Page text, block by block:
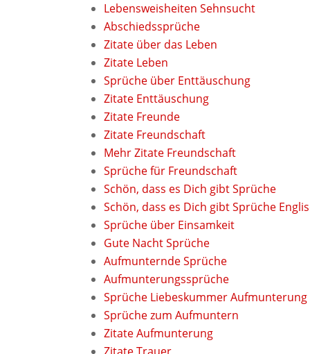
Lebensweisheiten Sehnsucht
Abschiedssprüche
Zitate über das Leben
Zitate Leben
Sprüche über Enttäuschung
Zitate Enttäuschung
Zitate Freunde
Zitate Freundschaft
Mehr Zitate Freundschaft
Sprüche für Freundschaft
Schön, dass es Dich gibt Sprüche
Schön, dass es Dich gibt Sprüche
Sprüche über Einsamkeit
Gute Nacht Sprüche
Aufmunternde Sprüche
Aufmunterungssprüche
Sprüche Liebeskummer Aufmunterung
Sprüche zum Aufmuntern
Zitate Aufmunterung